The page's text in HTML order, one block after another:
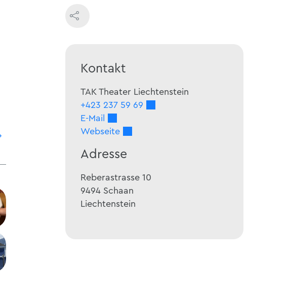
Kontakt
TAK Theater Liechtenstein
+423 237 59 69
E-Mail
Webseite
Adresse
Reberastrasse 10
9494 Schaan
Liechtenstein